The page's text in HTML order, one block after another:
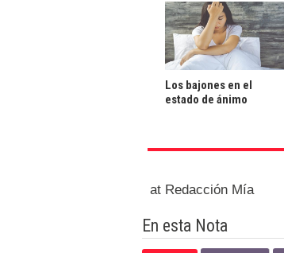
Los bajones en el
estado de ánimo
at Redacción Mía
En esta Nota